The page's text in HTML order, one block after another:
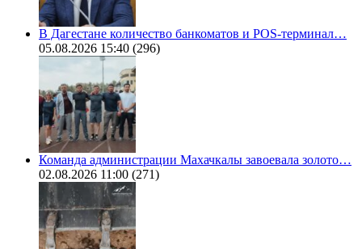
В Дагестане количество банкоматов и POS-терминал…
05.08.2026 15:40 (296)
Команда администрации Махачкалы завоевала золото…
02.08.2026 11:00 (271)